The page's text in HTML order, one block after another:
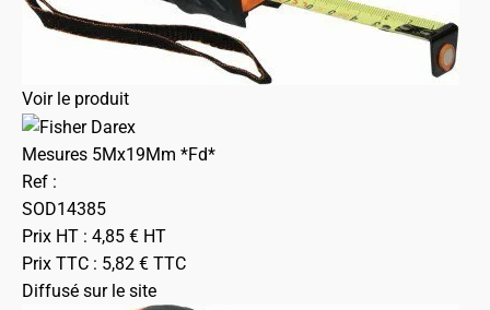
Voir le produit
Mesures 5Mx19Mm *Fd*
Ref :
SOD14385
Prix HT : 4,85 € HT
Prix TTC : 5,82 € TTC
Diffusé sur le site